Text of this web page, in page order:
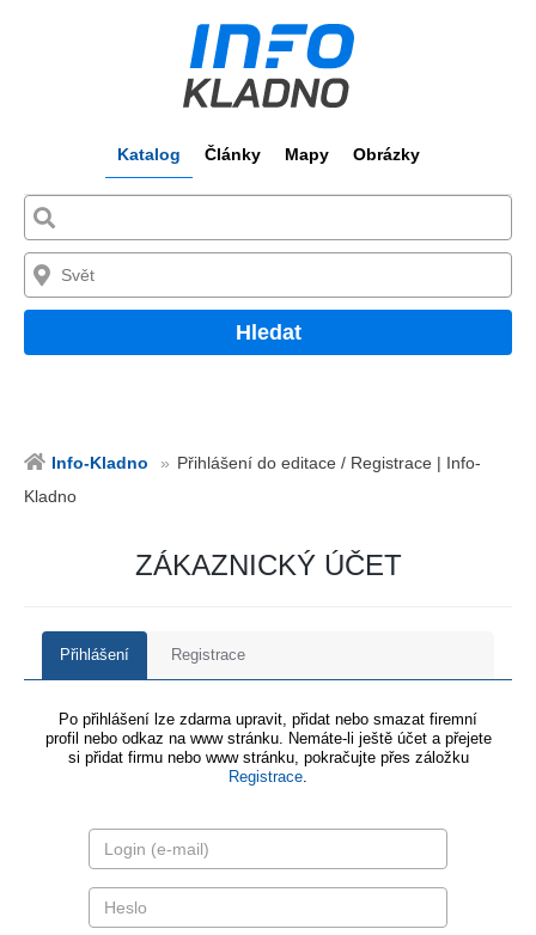
Katalog Články Mapy Obrázky
Hledat
Info-Kladno
Přihlášení do editace / Registrace | Info-
Kladno
ZÁKAZNICKÝ ÚČET
Přihlášení Registrace
Po přihlášení lze zdarma upravit, přidat nebo smazat firemní
profil nebo odkaz na www stránku. Nemáte-li ještě účet a přejete
si přidat firmu nebo www stránku, pokračujte přes záložku
Registrace.